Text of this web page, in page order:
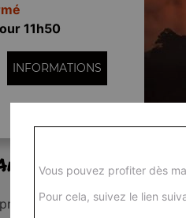
11h50
INFORMATIONS
Vous pouvez profiter dès
Pour cela, suivez le lien